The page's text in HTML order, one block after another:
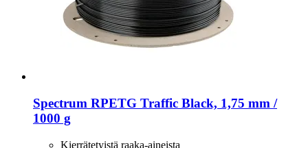
Spectrum RPETG Traffic Black, 1,75 mm /
1000 g
Kierrätetyistä raaka-aineista